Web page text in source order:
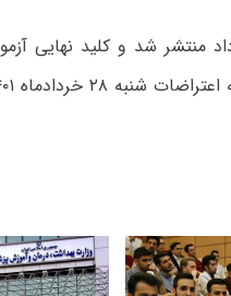
کارشناسی ارشد گروه پزشکی سال ۱۴۰۱ روز ۸ خرداد منتشر شد و کلید نهایی
کارشناسی ارشد رشته های گروه